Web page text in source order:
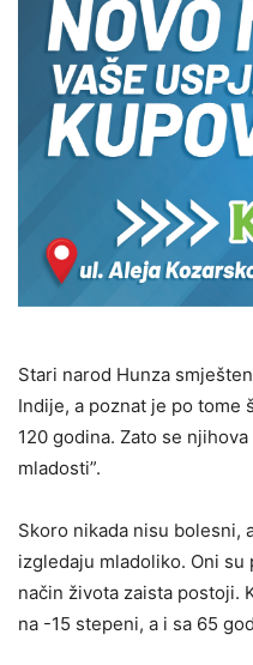
Stari narod Hunza
Indije, a poznat je po tome
120 godina. Zato se
mladosti”.
Skoro nikada nisu bolesni,
izgledaju mladoliko. Oni
način života zaista postoji.
na -15 stepeni, a i sa 65